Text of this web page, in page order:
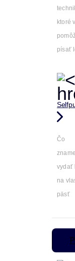
ktoré
písať
Čo
vydať
na
päsť